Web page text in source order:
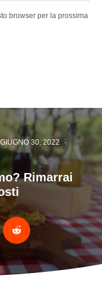
browser per la prossima
GIUGNO 30, 2022
·
Rimarrai